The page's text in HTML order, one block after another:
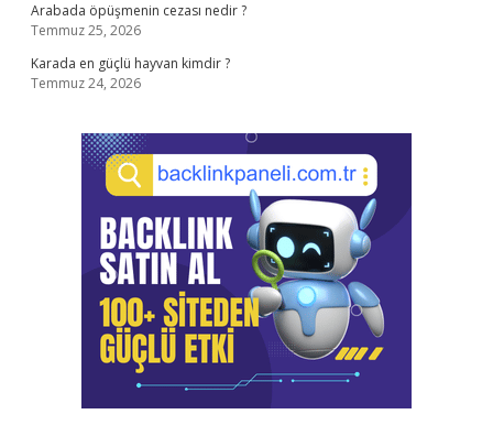
Arabada öpüşmenin cezası nedir ?
Temmuz 25, 2026
Karada en güçlü hayvan kimdir ?
Temmuz 24, 2026